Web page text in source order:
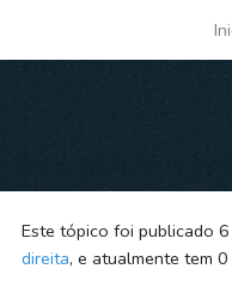
Este tópico foi publicado
direita, e atualmente tem 0